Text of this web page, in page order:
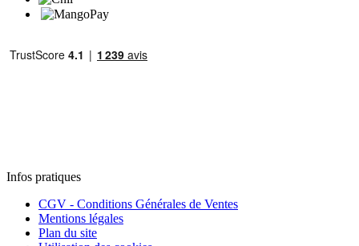
Infos pratiques
CGV - Conditions Générales de Ventes
Mentions légales
Plan du site